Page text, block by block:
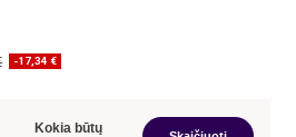
-17,34 €
Kokia būtų